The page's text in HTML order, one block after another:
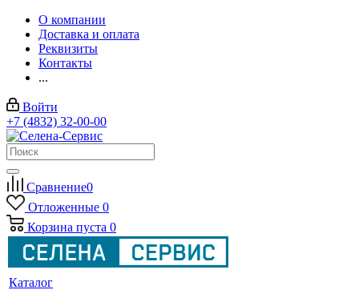
О компании
Доставка и оплата
Реквизиты
Контакты
...
Войти
+7 (4832) 32-00-00
Сравнение0
Отложенные 0
Корзина пуста 0
Каталог